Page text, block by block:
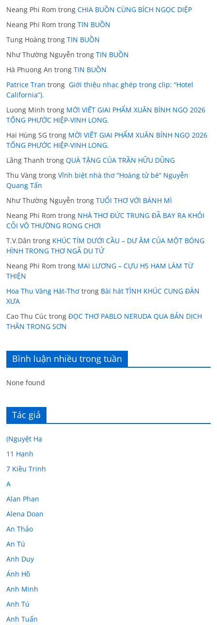
Neang Phi Rom trongCHIA BUỒN CÙNG BÍCH NGỌC DIỆP
Neang Phi Rom trongTIN BUỒN
Tung Hoàng trongTIN BUỒN
Như Thường Nguyễn trongTIN BUỒN
Hà Phuong An trongTIN BUỒN
Patrice Tran trong Giới thiệu nhạc ghép trong clip: “Hotel
California”).
Luong Minh trong MỜI VIẾT GIAI PHẨM XUÂN BÍNH NGỌ 2026
TỐNG PHƯỚC HIỆP-VINH LONG.
Hai Hùng SG trong MỜI VIẾT GIAI PHẨM XUÂN BÍNH NGỌ 2026
TỐNG PHƯỚC HIỆP-VINH LONG.
Lãng Thanh trongQUÀ TẶNG CỦA TRẦN HỮU DŨNG
Thu Vàng trongVĩnh biệt nhà thơ “Hoàng tử bé” Nguyễn
Quang Tấn
Như Thường Nguyễn trongTUỔI THƠ VỚI BÁNH MÌ
Neang Phi Rom trong NHÀ THƠ ĐỨC TRUNG ĐÃ BAY RA KHỎI
CÕI VÔ THƯỜNG RONG CHƠI
T.V.Dân trong KHÚC TÍM DƯỚI CẦU – DƯ ÂM CỦA MỘT BÓNG
HÌNH TRONG THƠ NGÃ DU TỬ
Neang Phi Rom trong MAI LƯƠNG – CỰU HS HAM LÀM TỪ
THIỆN
Hoa Thu Vàng Hát-Thơ trong Bài hát TÌNH KHÚC CUNG ĐÀN
XƯA
Cao Thu Cúc trongĐỌC THƠ PABLO NERUDA QUA BẢN DỊCH
THÂN TRONG SƠN
Bình luận nhiều trong tuần
None found
Tác giả
(Nguyệt Hạ
11 Hạnh
7 Kiều Trinh
A
Alan Phan
Alena Doan
An Thảo
An Tú
Anh Duy
Ánh Hồ
Anh Minh
Anh Tú
Anh Tuấn